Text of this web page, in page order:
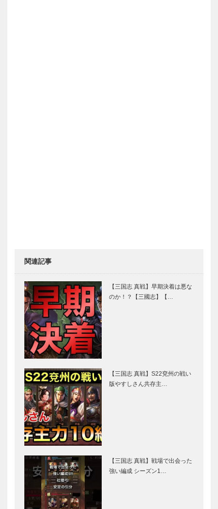
関連記事
【三国志 真戦】早期決着は悪な
のか！？【三國志】【…
【三国志 真戦】S22兗州の戦い
版やすしさん共存主…
【三国志 真戦】戦場で出会った
強い編成 シーズン1…